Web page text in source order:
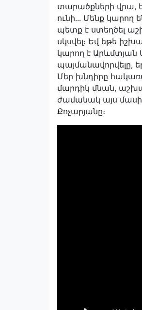
տարածքների վրա,
ունի․․․ Մենք
պետք է ստեղծել
սկսվել։ Եվ եթե
կարող է Արևմտյան
պայմանավորվելը,
Մեր խնդիրը
մարդիկ մնան,
ժամանակ այս
Քոչարյանը։